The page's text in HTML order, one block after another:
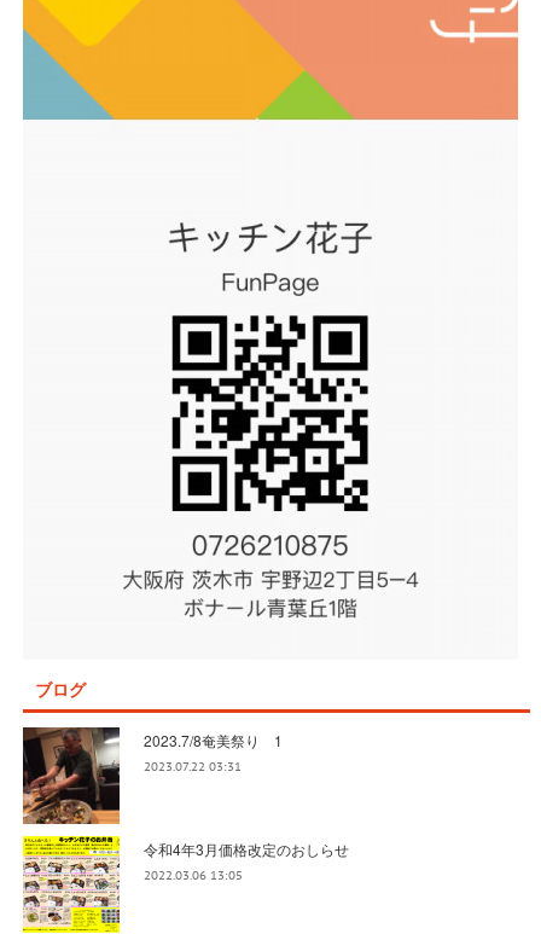
ブログ
2023.7/8奄美祭り 1
2023.07.22 03:31
令和4年3月価格改定のおしらせ
2022.03.06 13:05